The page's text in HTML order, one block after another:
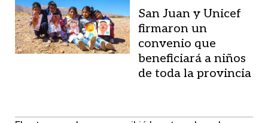
San Juan y Unicef
firmaron un
convenio que
beneficiará a niños
de toda la provincia